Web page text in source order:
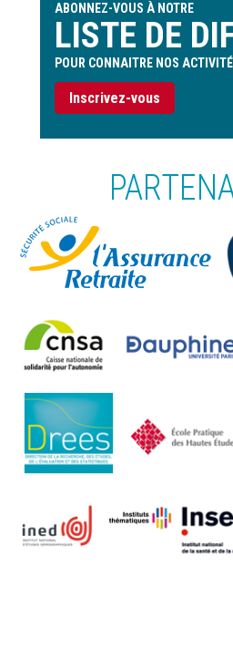
ABONNEZ-VOUS À NOTRE
LISTE DE
POUR CONNAITRE NOS
Inscrivez-vous